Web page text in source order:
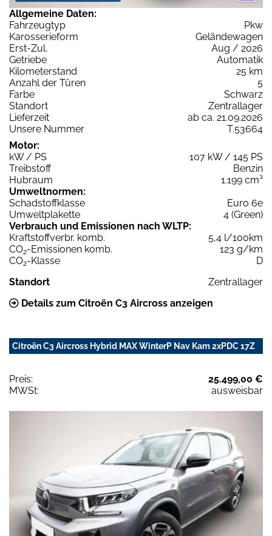
Allgemeine Daten:
Fahrzeugtyp
Pkw
Karosserieform
Geländewagen
Erst-Zul.
Aug / 2026
Getriebe
Automatik
Kilometerstand
25 km
Anzahl der Türen
5
Farbe
Schwarz
Standort
Zentrallager
Lieferzeit
ab ca. 21.09.2026
Unsere Nummer
T.53664
Motor:
kW / PS
107 kW / 145 PS
Treibstoff
Benzin
Hubraum
1.199 cm³
Umweltnormen:
Schadstoffklasse
Euro 6e
Umweltplakette
4 (Green)
Verbrauch und Emissionen nach WLTP:
Kraftstoffverbr. komb.
5,4 l/100km
CO2-Emissionen komb.
123 g/km
CO2-Klasse
D
Standort
Zentrallager
Details zum Citroën C3 Aircross anzeigen
Citroën C3 Aircross Hybrid MAX WinterP Nav Kam 2xPDC 17Z
Preis:
25.499,00 €
MWSt:
ausweisbar